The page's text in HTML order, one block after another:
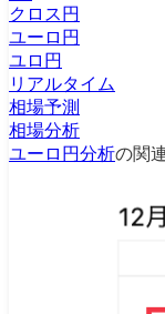
クロス円
ユーロ円
ユロ円
リアルタイム
相場予測
相場分析
ユーロ円分析の関